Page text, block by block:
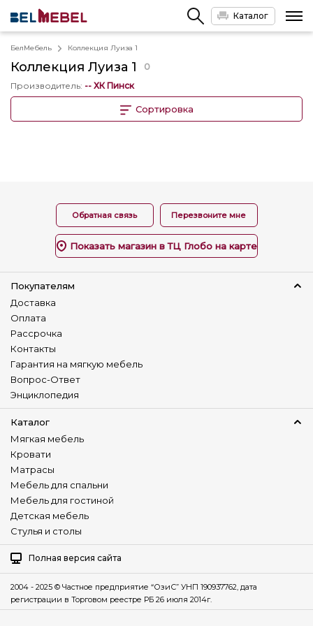
Каталог
БелМебель Коллекция Луиза 1
Коллекция Луиза 1
0
Производитель: -- ХК Пинск
Сортировка
Обратная связь Перезвоните мне
Показать магазин в ТЦ Глобо на карте
Покупателям
Доставка
Оплата
Рассрочка
Контакты
Гарантия на мягкую мебель
Вопрос-Ответ
Энциклопедия
Каталог
Мягкая мебель
Кровати
Матрасы
Мебель для спальни
Мебель для гостиной
Детская мебель
Стулья и столы
Полная версия сайта
2004 - 2025 © Частное предприятие “ОзиС” УНП 190937762, дата
регистрации в Торговом реестре РБ 26 июля 2014г.